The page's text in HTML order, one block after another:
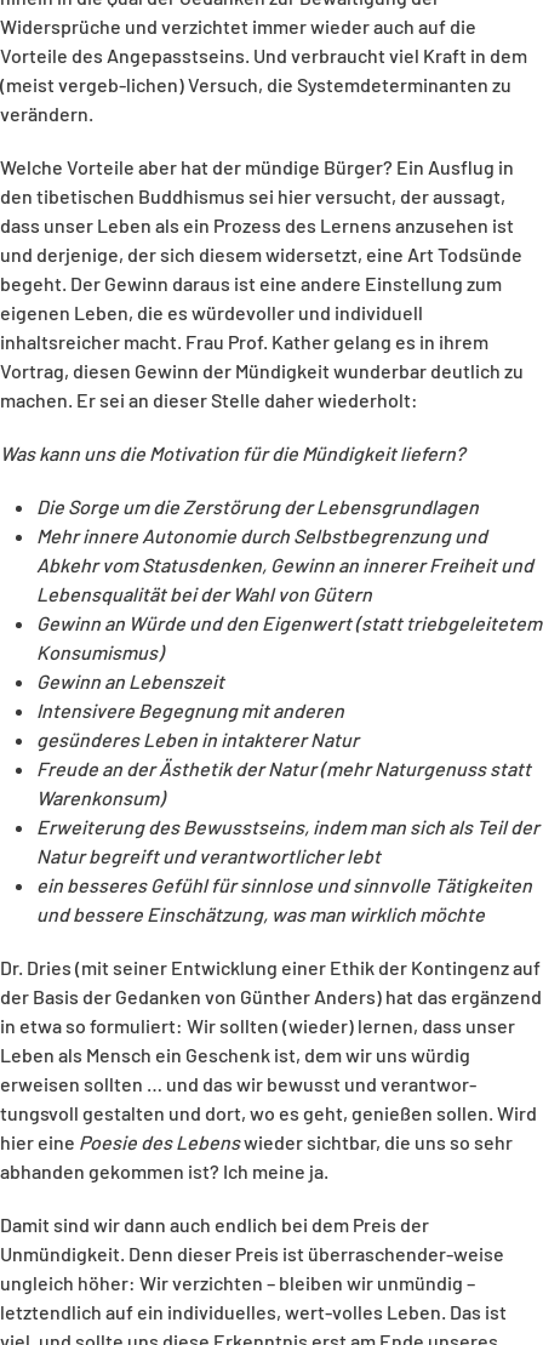
Widersprüche und verzichtet immer wieder auch auf die
Vorteile des Angepasstseins. Und verbraucht viel Kraft in dem
(meist vergeb-lichen) Versuch, die Systemdeterminanten zu
verändern.
Welche Vorteile aber hat der mündige Bürger? Ein Ausflug in
den tibetischen Buddhismus sei hier versucht, der aussagt,
dass unser Leben als ein Prozess des Lernens anzusehen ist
und derjenige, der sich diesem widersetzt, eine Art Todsünde
begeht. Der Gewinn daraus ist eine andere Einstellung zum
eigenen Leben, die es würdevoller und individuell
inhaltsreicher macht. Frau Prof. Kather gelang es in ihrem
Vortrag, diesen Gewinn der Mündigkeit wunderbar deutlich zu
machen. Er sei an dieser Stelle daher wiederholt:
Was kann uns die Motivation für die Mündigkeit liefern?
Die Sorge um die Zerstörung der Lebensgrundlagen
Mehr innere Autonomie durch Selbstbegrenzung und
Abkehr vom Statusdenken, Gewinn an innerer Freiheit und
Lebensqualität bei der Wahl von Gütern
Gewinn an Würde und den Eigenwert (statt triebgeleitetem
Konsumismus)
Gewinn an Lebenszeit
Intensivere Begegnung mit anderen
gesünderes Leben in intakterer Natur
Freude an der Ästhetik der Natur (mehr Naturgenuss statt
Warenkonsum)
Erweiterung des Bewusstseins, indem man sich als Teil der
Natur begreift und verantwortlicher lebt
ein besseres Gefühl für sinnlose und sinnvolle Tätigkeiten
und bessere Einschätzung, was man wirklich möchte
Dr. Dries (mit seiner Entwicklung einer Ethik der Kontingenz auf
der Basis der Gedanken von Günther Anders) hat das ergänzend
in etwa so formuliert: Wir sollten (wieder) lernen, dass unser
Leben als Mensch ein Geschenk ist, dem wir uns würdig
erweisen sollten … und das wir bewusst und verantwor-
tungsvoll gestalten und dort, wo es geht, genießen sollen. Wird
hier eine Poesie des Lebenswieder sichtbar, die uns so sehr
abhanden gekommen ist? Ich meine ja.
Damit sind wir dann auch endlich bei dem Preis der
Unmündigkeit. Denn dieser Preis ist überraschender-weise
ungleich höher: Wir verzichten – bleiben wir unmündig –
letztendlich auf ein individuelles, wert-volles Leben. Das ist